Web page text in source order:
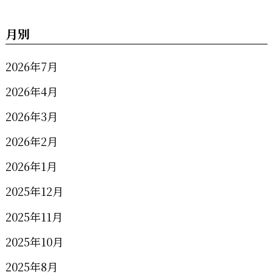
月別
2026年7月
2026年4月
2026年3月
2026年2月
2026年1月
2025年12月
2025年11月
2025年10月
2025年8月